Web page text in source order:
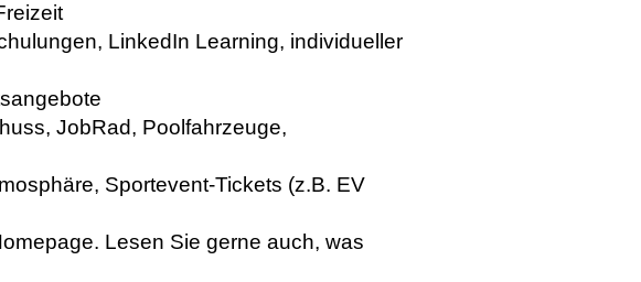
LinkedIn Learning, individueller
JobRad, Poolfahrzeuge,
Sportevent-Tickets (z.B. EV
Lesen Sie gerne auch, was